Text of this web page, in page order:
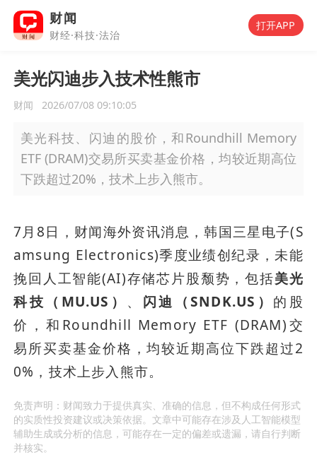
财闻
财经·科技·法治
打开APP
美光闪迪步入技术性熊市
财闻 2026/07/08 09:10:05
美光科技、闪迪的股价，和Roundhill Memory
ETF (DRAM)交易所买卖基金价格，均较近期高位
下跌超过20%，技术上步入熊市。
7月8日，财闻海外资讯消息，韩国三星电子(S
amsung Electronics)季度业绩创纪录，未能
挽回人工智能(AI)存储芯片股颓势，包括美光
科技（MU.US） 、 闪迪（SNDK.US） 的股
价，和Roundhill Memory ETF (DRAM)交
易所买卖基金价格，均较近期高位下跌超过2
0%，技术上步入熊市。
免责声明：财闻致力于提供真实、准确的信息，但不构成任何形式
的实质性投资建议或决策依据。文章中可能存在涉及人工智能模型
辅助生成或分析的信息，可能存在一定的偏差或遗漏，请自行判断
并核实。